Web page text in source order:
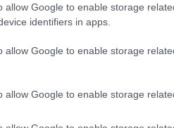
allow Google to enable storage
identifiers in apps.
allow Google to enable storage
allow Google to enable storage
IS OUT OF THE
AND